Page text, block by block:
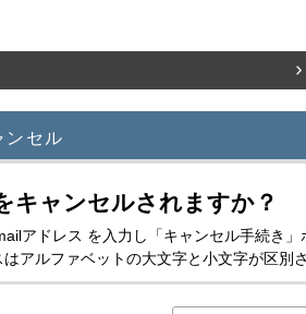
ンセル
キャンセルされますか？
アドレス を入力し「キャンセル手続き」
アルファベットの大文字と小文字が区別